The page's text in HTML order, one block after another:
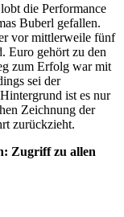
die Performance
Buberl gefallen.
vor mittlerweile fünf
Euro gehört zu den
zum Erfolg war mit
sei der
ist es nur
Zeichnung der
zurückzieht.
Zugriff zu allen